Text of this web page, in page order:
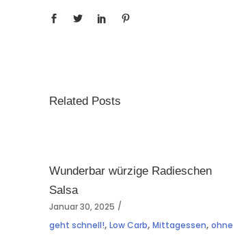
Related Posts
Wunderbar würzige Radieschen
Salsa
Januar 30, 2025
geht schnell!, Low Carb, Mittagessen, ohne